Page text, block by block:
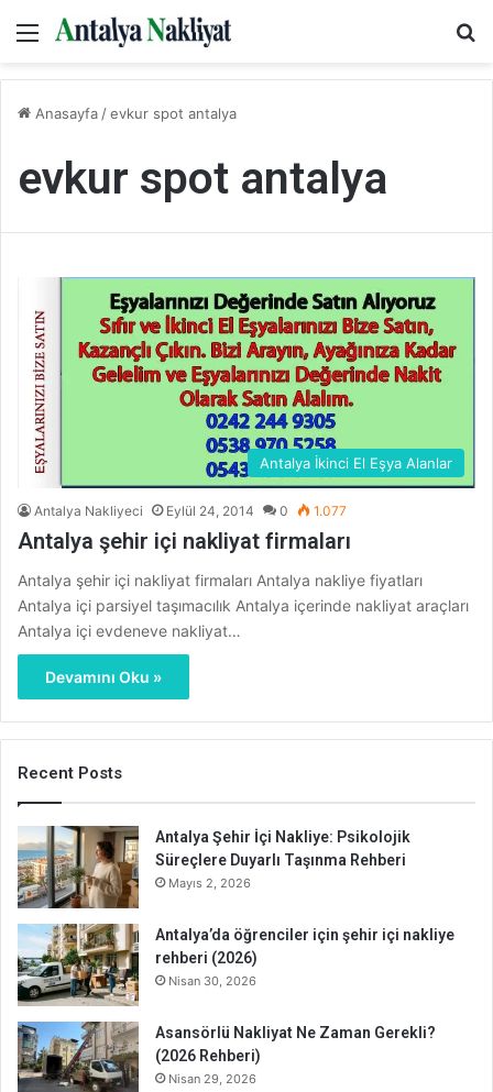
Menü
Anasayfa /evkur spot antalya
evkur spot antalya
Antalya İkinci El Eşya Alanlar
Antalya Nakliyeci Eylül 24, 2014 0 1.077
Antalya şehir içi nakliyat firmaları
Antalya şehir içi nakliyat firmaları Antalya nakliye fiyatları
Antalya içi parsiyel taşımacılık Antalya içerinde nakliyat araçları
Antalya içi evdeneve nakliyat…
Devamını Oku »
Recent Posts
Antalya Şehir İçi Nakliye: Psikolojik
Süreçlere Duyarlı Taşınma Rehberi
Mayıs 2, 2026
Antalya’da öğrenciler için şehir içi nakliye
rehberi (2026)
Nisan 30, 2026
Asansörlü Nakliyat Ne Zaman Gerekli?
(2026 Rehberi)
Nisan 29, 2026